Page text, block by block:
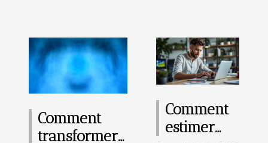
Comment
transformer
Comment
estimer